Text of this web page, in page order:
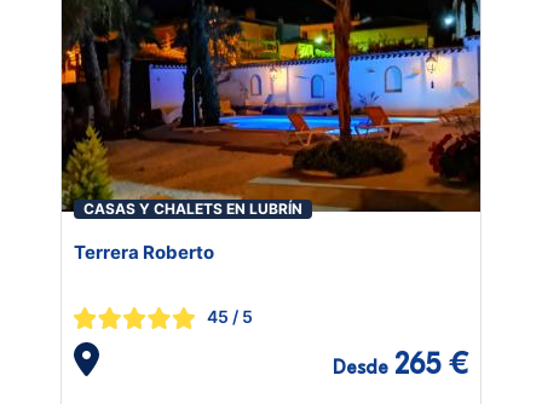
CASAS Y CHALETS EN LUBRÍN
Terrera Roberto
45 / 5
Desde 265 €